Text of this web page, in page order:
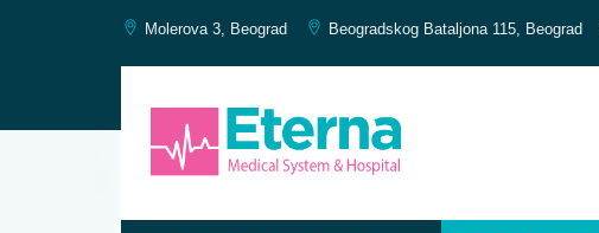
Molerova 3, Beograd Beogradskog Bataljona 115, Beograd